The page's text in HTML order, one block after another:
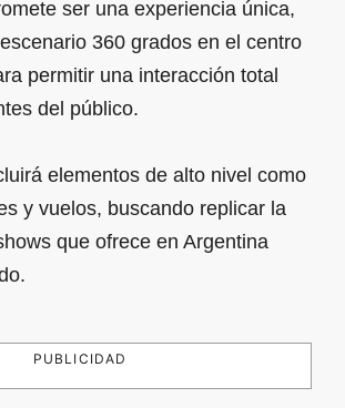
ser una experiencia única,
360 grados en el centro
permitir una interacción total
del público.
elementos de alto nivel como
y vuelos, buscando replicar la
que ofrece en Argentina
PUBLICIDAD